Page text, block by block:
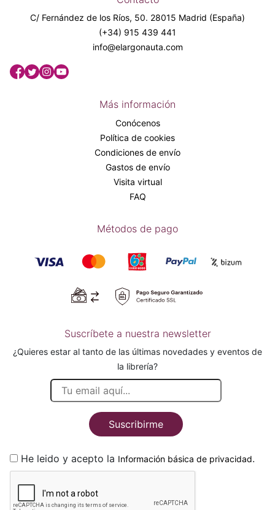
C/ Fernández de los Ríos, 50. 28015 Madrid (España)
(+34) 915 439 441
info@elargonauta.com
Más información
Conócenos
Política de cookies
Condiciones de envío
Gastos de envío
Visita virtual
FAQ
Métodos de pago
Suscríbete a nuestra newsletter
¿Quieres estar al tanto de las últimas novedades y eventos de
la librería?
Suscribirme
He leido y acepto la Información básica de privacidad.